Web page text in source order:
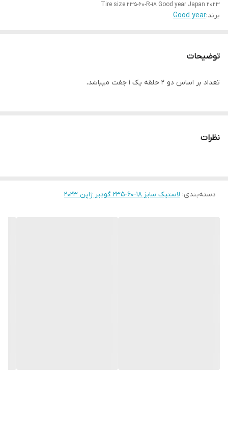
Tire size 235-60-R-18 Good year Japan 2023
برند:Good year
توضیحات
تعداد بر اساس دو ۲ حلقه یک ۱ جفت میباشد،
نظرات
دسته‌بندی: لاستیک سایز ۱۸-۶۰-۲۳۵ گودیر ژاپن ۲۰۲۳